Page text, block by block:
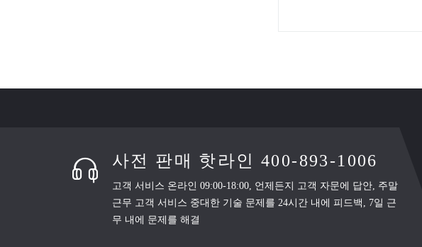
사전 판매 핫라인 400-893-1006
고객 서비스 온라인 09:00-18:00, 언제든지 고객 자문에 답안, 주말
근무 고객 서비스 중대한 기술 문제를 24시간 내에 피드백, 7일 근
무 내에 문제를 해결